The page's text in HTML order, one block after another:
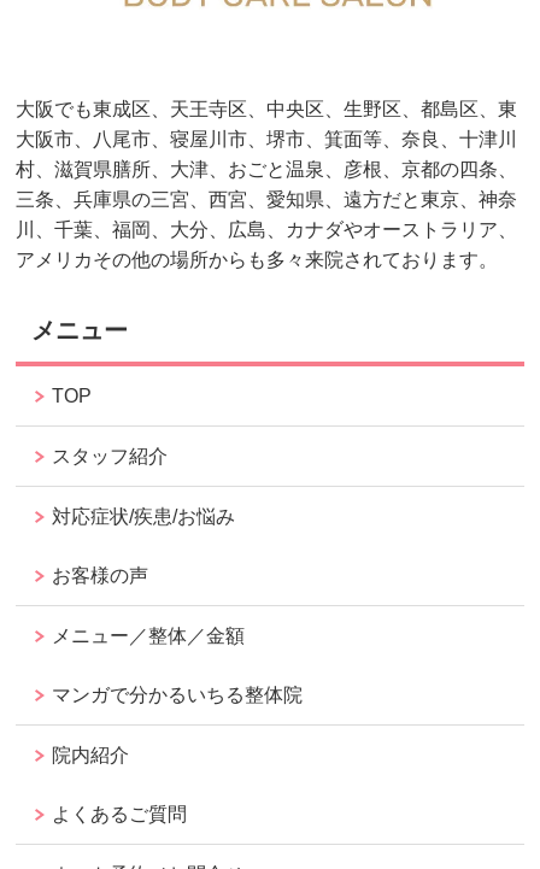
大阪でも東成区、天王寺区、中央区、生野区、都島区、東
大阪市、八尾市、寝屋川市、堺市、箕面等、奈良、十津川
村、滋賀県膳所、大津、おごと温泉、彦根、京都の四条、
三条、兵庫県の三宮、西宮、愛知県、遠方だと東京、神奈
川、千葉、福岡、大分、広島、カナダやオーストラリア、
アメリカその他の場所からも多々来院されております。
メニュー
TOP
スタッフ紹介
対応症状/疾患/お悩み
お客様の声
メニュー／整体／金額
マンガで分かるいちる整体院
院内紹介
よくあるご質問